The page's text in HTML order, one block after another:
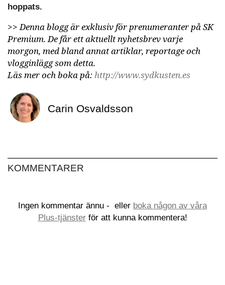
hoppats.
>>Denna blogg är exklusiv för prenumeranter på SK
Premium. De får ett aktuellt nyhetsbrev varje
morgon, med bland annat artiklar, reportage och
vlogginlägg som detta.
Läs mer och boka på: http://www.sydkusten.es
Carin Osvaldsson
KOMMENTARER
Ingen kommentar ännu - eller boka någon av våra
Plus-tjänsterför att kunna kommentera!